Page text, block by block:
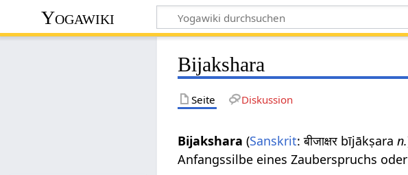
Yogawiki
Bijakshara
Seite Diskussion
Bijakshara (Sanskrit: बीजाक्षर bījākṣaran.
Anfangssilbe eines Zauberspruchs